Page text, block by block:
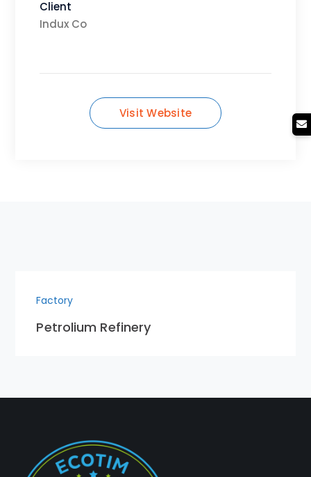
Client
Indux Co
Visit Website
Factory
Petrolium Refinery